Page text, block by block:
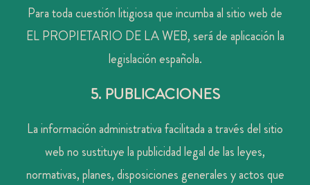
Para toda cuestión litigiosa que incumba al sitio web de
EL PROPIETARIO DE LA WEB, será de aplicación la
legislación española.
5. PUBLICACIONES
La información administrativa facilitada a través del sitio
web no sustituye la publicidad legal de las leyes,
normativas, planes, disposiciones generales y actos que